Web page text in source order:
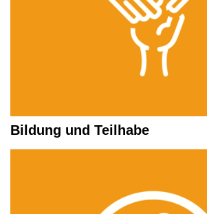
Bildung und Teilhabe